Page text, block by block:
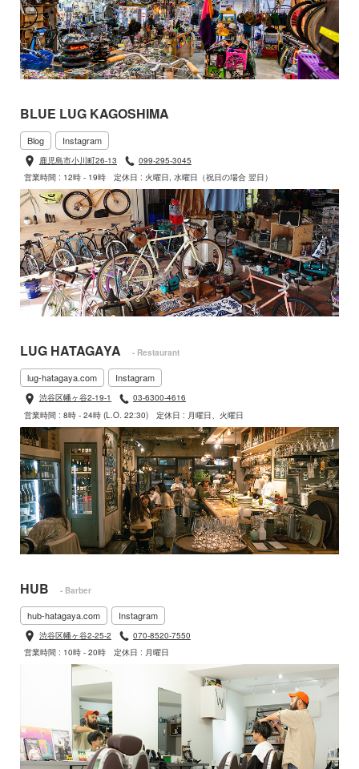
BLUE LUG KAGOSHIMA
Blog Instagram
鹿児島市小川町26-13
099-295-3045
営業時間 : 12時 - 19時
定休日 : 火曜日, 水曜日（祝日の場合 翌日）
LUG HATAGAYA - Restaurant
lug-hatagaya.com Instagram
渋谷区幡ヶ谷2-19-1
03-6300-4616
営業時間 : 8時 - 24時 (L.O. 22:30)
定休日 : 月曜日、火曜日
HUB - Barber
hub-hatagaya.com Instagram
渋谷区幡ヶ谷2-25-2
070-8520-7550
営業時間 : 10時 - 20時
定休日 : 月曜日